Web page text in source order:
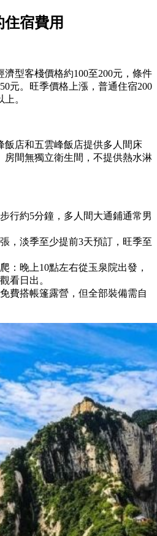
宿費用
型客棧價格約100至200元，條件
元。旺季價格上漲，普通住宿200
。
飯店和五雲峰飯店提供多人間床
房間無獨立衛生間，不提供熱水淋
行約5分鐘，多人間大通鋪通常男
，淡季至少提前3天預訂，旺季至
：晚上10點左右從玉泉院出發，
看日出。
費搭帳篷露營，但全部裝備需自